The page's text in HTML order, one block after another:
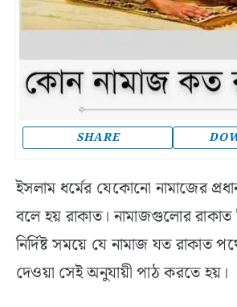
SHARE
ইসলাম ধর্মের যেকোনো নামাজের
বলে হয় রাকাত। নামাজগুলোর রাকাত
নির্দিষ্ট সময়ে যে নামাজ যত রাকাত
দেওয়া সেই অনুযায়ী পাঠ করতে হয়।